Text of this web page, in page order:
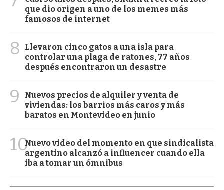
que dio origen a uno de los memes más
famosos de internet
8
Llevaron cinco gatos a una isla para
controlar una plaga de ratones, 77 años
después encontraron un desastre
9
Nuevos precios de alquiler y venta de
viviendas: los barrios más caros y más
baratos en Montevideo en junio
10Nuevo video del momento en que sindicalista
argentino alcanzó a influencer cuando ella
iba a tomar un ómnibus